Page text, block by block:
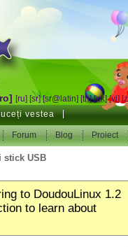
[ru] [sr] [sr@latin] [th] [uk] [vi]
vestea
Forum Blog Proiect
stick USB
to DoudouLinux 1.2
to learn about